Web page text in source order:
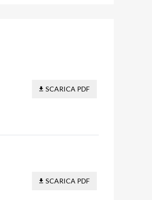
SCARICA PDF
SCARICA PDF